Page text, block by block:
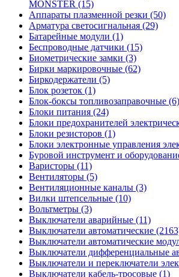
MONSTER (15)
Аппараты плазменной резки (50)
Арматура светосигнальная (29)
Батарейные модули (1)
Беспроводные датчики (15)
Биометрические замки (3)
Бирки маркировочные (62)
Биркодержатели (5)
Блок розеток (1)
Блок-боксы топливозаправочные (6)
Блоки питания (24)
Блоки предохранителей
Блоки резисторов (1)
Блоки электронные управления
Буровой инструмент и
Варисторы (11)
Вентиляторы (5)
Вентиляционные каналы (3)
Вилки штепсельные (10)
Вольтметры (3)
Выключатели аварийные (11)
Выключатели автоматические
Выключатели автоматические
Выключатели дифференциальные
Выключатели и переключатели
Выключатели кабель-тросовые (1)